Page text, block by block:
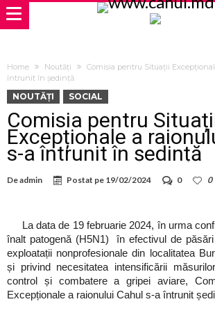
Home Noutăți
Comisia pentru Situații
întrunit în ședință
NOUTĂȚI SOCIAL
Comisia pentru
Excepționale a
s-a întrunit în ședință
Deadmin Postat pe 19/02/2024 0 0
La data de 19 februarie 2024, în urma
înalt patogenă (H5N1) în efectivul de
exploatații nonprofesionale din localitatea
și privind necesitatea intensificării
control și combatere a gripei aviare,
Excepționale a raionului Cahul s-a întrunit